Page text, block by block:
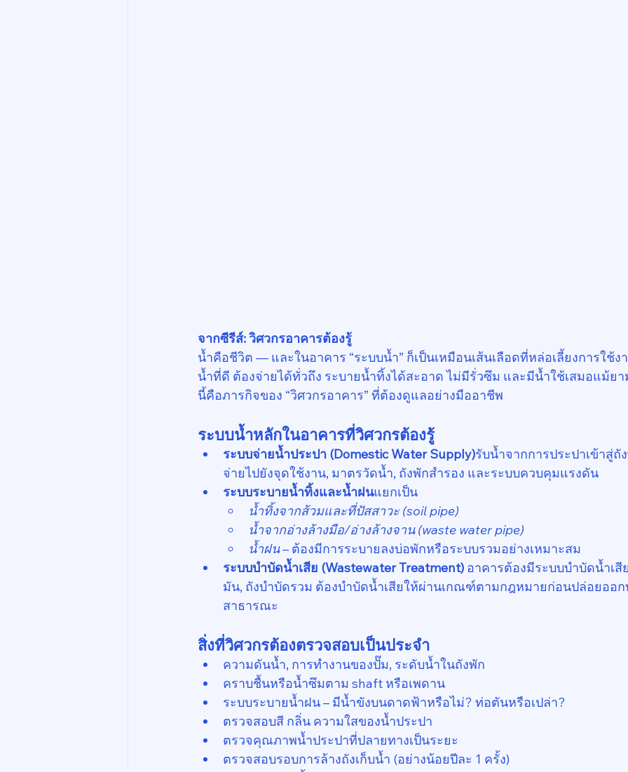
จากซีรีส์: วิศวกรอาคารต้องรู้
น้ำคือชีวิต — และในอาคาร “ระบบน้ำ” ก็เป็นเหมือนเส้นเลือดที่หล่อเลี้ยงการใช้
น้ำที่ดี ต้องจ่ายได้ทั่วถึง ระบายน้ำทิ้งได้สะอาด ไม่มีรั่วซึม และมีน้ำใช้เสมอแม้ย
นี้คือภารกิจของ “วิศวกรอาคาร” ที่ต้องดูแลอย่างมืออาชีพ
ระบบน้ำหลักในอาคารที่วิศวกรต้องรู้
ระบบจ่ายน้ำประปา (Domestic Water Supply)รับน้ำจากการประปาเข้าสู่
จ่ายไปยังจุดใช้งาน, มาตรวัดน้ำ, ถังพักสำรอง และระบบควบคุมแรงดัน
ระบบระบายน้ำทิ้งและน้ำฝนแยกเป็น
น้ำทิ้งจากส้วมและที่ปัสสาวะ (soil pipe)
น้ำจากอ่างล้างมือ/อ่างล้างจาน (waste water pipe)
น้ำฝน – ต้องมีการระบายลงบ่อพักหรือระบบรวมอย่างเหมาะสม
ระบบบำบัดน้ำเสีย (Wastewater Treatment) อาคารต้องมีระบบบำบัดน้ำเสี
มัน, ถังบำบัดรวม ต้องบำบัดน้ำเสียให้ผ่านเกณฑ์ตามกฎหมายก่อนปล่อยออก
สาธารณะ
สิ่งที่วิศวกรต้องตรวจสอบเป็นประจำ
ความดันน้ำ, การทำงานของปั๊ม, ระดับน้ำในถังพัก
คราบชื้นหรือน้ำซึมตาม shaft หรือเพดาน
ระบบระบายน้ำฝน – มีน้ำขังบนดาดฟ้าหรือไม่? ท่อตันหรือเปล่า?
ตรวจสอบสี กลิ่น ความใสของน้ำประปา
ตรวจคุณภาพน้ำประปาที่ปลายทางเป็นระยะ
ตรวจสอบรอบการล้างถังเก็บน้ำ (อย่างน้อยปีละ 1 ครั้ง)